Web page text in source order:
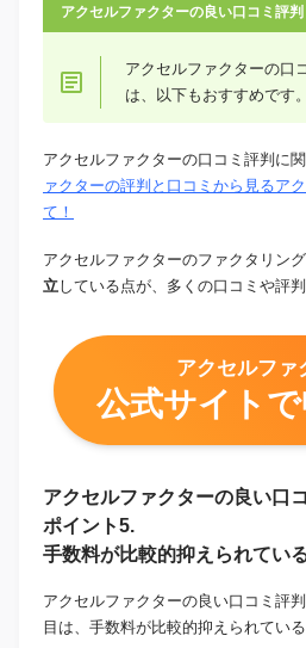
アクセルファクターの良い口コミ評判
アクセルファクターの口
は、以下もおすすめです。
アクセルファクターの口コミ評判に
ァクターの評判と口コミから見るア
て！
アクセルファクターのファクタリング
立している点が、多くの口コミや評
アクセルファ
公式サイト
アクセルファクターの良い口
ポイント5.
手数料が比較的抑えられてい
アクセルファクターの良い口コミ評
目は、手数料が比較的抑えられている